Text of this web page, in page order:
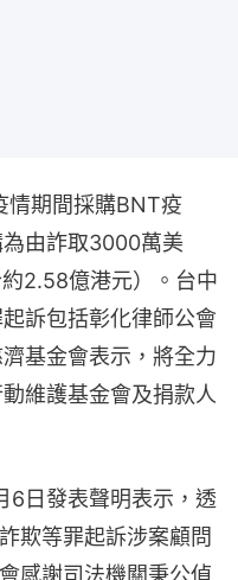
情期間採購BNT疫
由詐取3000萬美
2.58億港元）。台中
訴包括彰化律師公會
基金會表示，將全力
維護基金會及捐款人
6日發表聲明表示，透
欺等罪起訴涉案顧問